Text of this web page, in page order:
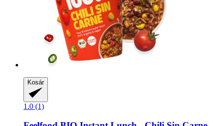
Kosár
1.0 (1)